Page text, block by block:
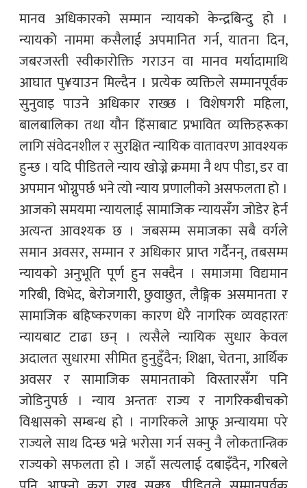
मानव अधिकारको सम्मान न्यायको केन्द्रबिन्दु हो ।
न्यायको नाममा कसैलाई अपमानित गर्न, यातना दिन,
जबरजस्ती स्वीकारोक्ति गराउन वा मानव मर्यादामाथि
आघात पु¥याउन मिल्दैन । प्रत्येक व्यक्तिले सम्मानपूर्वक
सुनुवाइ पाउने अधिकार राख्छ । विशेषगरी महिला,
बालबालिका तथा यौन हिंसाबाट प्रभावित व्यक्तिहरूका
लागि संवेदनशील र सुरक्षित न्यायिक वातावरण आवश्यक
हुन्छ । यदि पीडितले न्याय खोज्ने क्रममा नै थप पीडा, डर वा
अपमान भोग्नुपर्छ भने त्यो न्याय प्रणालीको असफलता हो ।
आजको समयमा न्यायलाई सामाजिक न्यायसँग जोडेर हेर्न
अत्यन्त आवश्यक छ । जबसम्म समाजका सबै वर्गले
समान अवसर, सम्मान र अधिकार प्राप्त गर्दैनन्, तबसम्म
न्यायको अनुभूति पूर्ण हुन सक्दैन । समाजमा विद्यमान
गरिबी, विभेद, बेरोजगारी, छुवाछुत, लैङ्गिक असमानता र
सामाजिक बहिष्करणका कारण धेरै नागरिक व्यवहारतः
न्यायबाट टाढा छन् । त्यसैले न्यायिक सुधार केवल
अदालत सुधारमा सीमित हुनुहुँदैन; शिक्षा, चेतना, आर्थिक
अवसर र सामाजिक समानताको विस्तारसँग पनि
जोडिनुपर्छ । न्याय अन्ततः राज्य र नागरिकबीचको
विश्वासको सम्बन्ध हो । नागरिकले आफू अन्यायमा परे
राज्यले साथ दिन्छ भन्ने भरोसा गर्न सक्नु नै लोकतान्त्रिक
राज्यको सफलता हो । जहाँ सत्यलाई दबाइँदैन, गरिबले